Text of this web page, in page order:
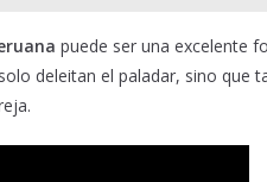
puede ser una excelente
deleitan el paladar, sino que